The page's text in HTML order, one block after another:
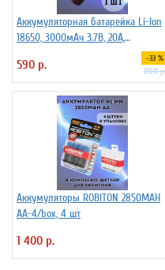
Аккумуляторная батарейка Li-Ion
18650, 3000мАч 3.7В, 20A,
высокомощный, незащищенный
590 р. -33 %
890
Аккумуляторы ROBITON 2850MAH
AA-4/box, 4 шт
1 400 р.